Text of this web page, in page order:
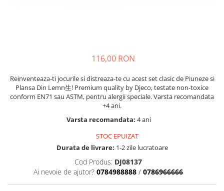
Bucatarii pentru copii
Banc de lucru pentru copii
Animale de jucarie
Jucarii cu Dinozauri
116,00 RON
Reinventeaza-ti jocurile si distreaza-te cu acest set clasic de Piuneze si
Plansa Din Lemn生! Premium quality by Djeco, testate non-toxice
conform EN71 sau ASTM, pentru alergii speciale. Varsta recomandata
+4 ani.
Varsta recomandata: 4 ani
STOC EPUIZAT
Durata de livrare: 1-2 zile lucratoare
Cod Produs: DJ08137
Ai nevoie de ajutor? 0784988888 / 0786966666